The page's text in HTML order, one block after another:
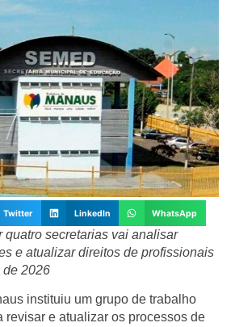
Twitter LinkedIn WhatsApp
quatro secretarias vai analisar
e atualizar direitos de profissionais
de 2026
instituiu um grupo de trabalho
revisar e atualizar os processos de